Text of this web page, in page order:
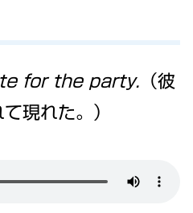
for the party. （彼
現れた。）